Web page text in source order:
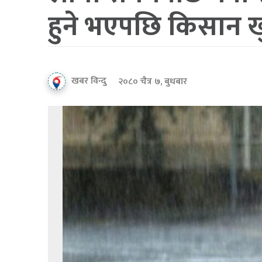
हुने भएपछि किसान
खबर विन्दु २०८० चैत्र ७, बुधबार